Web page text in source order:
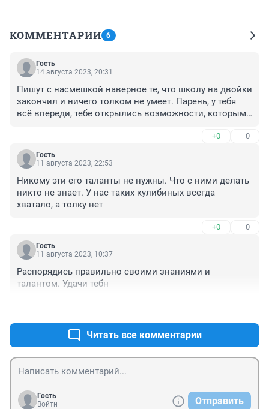
КОММЕНТАРИИ 6
Гость
14 августа 2023, 20:31
Пишут с насмешкой наверное те, что школу на двойки
закончил и ничего толком не умеет. Парень, у тебя
всё впереди, тебе открылись возможности, которыми
и своей Родины. Иди вперёд и не смотри на всех этих
завистников.
+0 –0
Гость
11 августа 2023, 22:53
Никому эти его таланты не нужны. Что с ними делать
никто не знает. У нас таких кулибиных всегда
хватало, а толку нет
+0 –0
Гость
11 августа 2023, 10:37
Распорядись правильно своими знаниями и
талантом. Удачи тебн
Читать все комментарии
Гость
Войти
Отправить